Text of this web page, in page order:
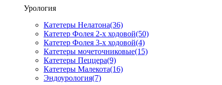
Урология
Катетеры Нелатона(36)
Катетер Фолея 2-х ходовой(50)
Катетер Фолея 3-х ходовой(4)
Катетеры мочеточниковые(15)
Катетеры Пеццера(9)
Катетеры Малекота(16)
Эндоурология(7)